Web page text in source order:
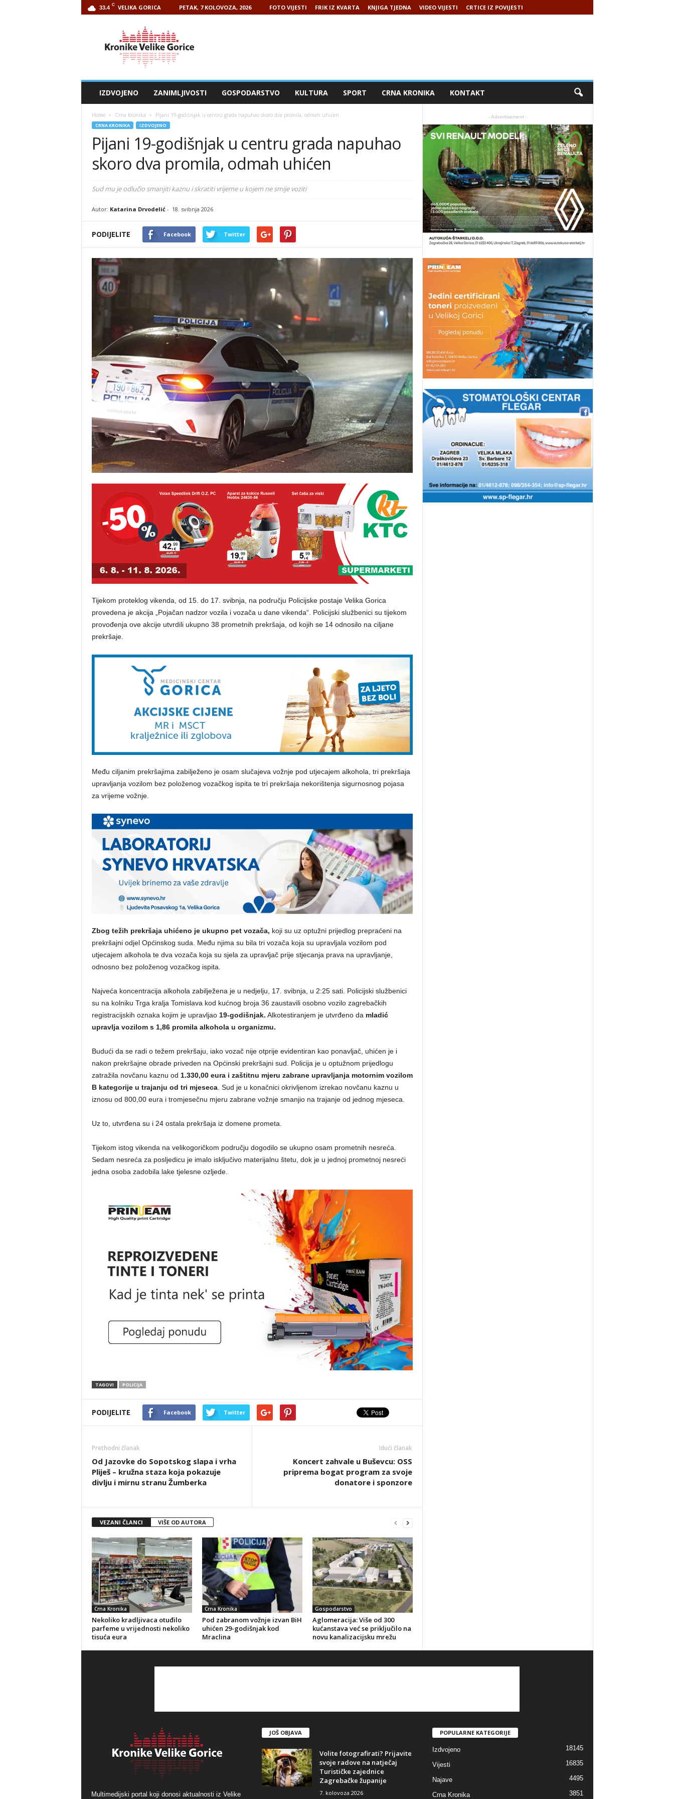
33.4 C VELIKA GORICA PETAK, 7 KOLOVOZA, 2026 FOTO VIJESTI FRIK IZ KVARTA KNJIGA TJEDNA VIDEO VIJESTI CRTICE IZ POVIJESTI
IZDVOJENO ZANIMLJIVOSTI GOSPODARSTVO KULTURA SPORT CRNA KRONIKA KONTAKT
Home Crna Kronika Pijani 19-godišnjak u centru grada napuhao skoro dva promila, odmah uhićen
CRNA KRONIKA IZDVOJENO
Pijani 19-godišnjak u centru grada napuhao
skoro dva promila, odmah uhićen
Sud mu je odlučio smanjiti kaznu i skratiti vrijeme u kojem ne smije voziti
Autor: Katarina Drvodelić- 18. svibnja 2026
PODIJELITE Facebook Twitter
Tijekom proteklog vikenda, od 15. do 17. svibnja, na području Policijske postaje Velika Gorica
provedena je akcija „Pojačan nadzor vozila i vozača u dane vikenda“. Policijski službenici su tijekom
provođenja ove akcije utvrdili ukupno 38 prometnih prekršaja, od kojih se 14 odnosilo na ciljane
prekršaje.
Među ciljanim prekršajima zabilježeno je osam slučajeva vožnje pod utjecajem alkohola, tri prekršaja
upravljanja vozilom bez položenog vozačkog ispita te tri prekršaja nekorištenja sigurnosnog pojasa
za vrijeme vožnje.
Zbog težih prekršaja uhićeno je ukupno pet vozača, koji su uz optužni prijedlog prepraćeni na
prekršajni odjel Općinskog suda. Među njima su bila tri vozača koja su upravljala vozilom pod
utjecajem alkohola te dva vozača koja su sjela za upravljač prije stjecanja prava na upravljanje,
odnosno bez položenog vozačkog ispita.
Najveća koncentracija alkohola zabilježena je u nedjelju, 17. svibnja, u 2:25 sati. Policijski službenici
su na kolniku Trga kralja Tomislava kod kućnog broja 36 zaustavili osobno vozilo zagrebačkih
registracijskih oznaka kojim je upravljao 19-godišnjak. Alkotestiranjem je utvrđeno da mladić
upravlja vozilom s 1,86 promila alkohola u organizmu.
Budući da se radi o težem prekršaju, iako vozač nije otprije evidentiran kao ponavljač, uhićen je i
nakon prekršajne obrade priveden na Općinski prekršajni sud. Policija je u optužnom prijedlogu
zatražila novčanu kaznu od 1.330,00 eura i zaštitnu mjeru zabrane upravljanja motornim vozilom
B kategorije u trajanju od tri mjeseca. Sud je u konačnici okrivljenom izrekao novčanu kaznu u
iznosu od 800,00 eura i tromjesečnu mjeru zabrane vožnje smanjio na trajanje od jednog mjeseca.
Uz to, utvrđena su i 24 ostala prekršaja iz domene prometa.
Tijekom istog vikenda na velikogoričkom području dogodilo se ukupno osam prometnih nesreća.
Sedam nesreća za posljedicu je imalo isključivo materijalnu štetu, dok je u jednoj prometnoj nesreći
jedna osoba zadobila lake tjelesne ozljede.
TAGOVI POLICIJA
PODIJELITE Facebook Twitter
Prethodni članak
Od Jazovke do Sopotskog slapa i vrha
Pliješ – kružna staza koja pokazuje
divlju i mirnu stranu Žumberka
Idući članak
Koncert zahvale u Buševcu: OSS
priprema bogat program za svoje
donatore i sponzore
VEZANI ČLANCI VIŠE OD AUTORA
Crna Kronika
Nekoliko kradljivaca otuđilo
parfeme u vrijednosti nekoliko
tisuća eura
Crna Kronika
Pod zabranom vožnje izvan BiH
uhićen 29-godišnjak kod
Mraclina
Gospodarstvo
Aglomeracija: Više od 300
kućanstava već se priključilo na
novu kanalizacijsku mrežu
- Advertisement -
Multimedijski portal koji donosi aktualnosti iz Velike
JOŠ OBJAVA
Volite fotografirati? Prijavite
svoje radove na natječaj
Turističke zajednice
Zagrebačke županije
7. kolovoza 2026
POPULARNE KATEGORIJE
Izdvojeno 18145
Vijesti 16835
Najave 4495
Crna Kronika 3851